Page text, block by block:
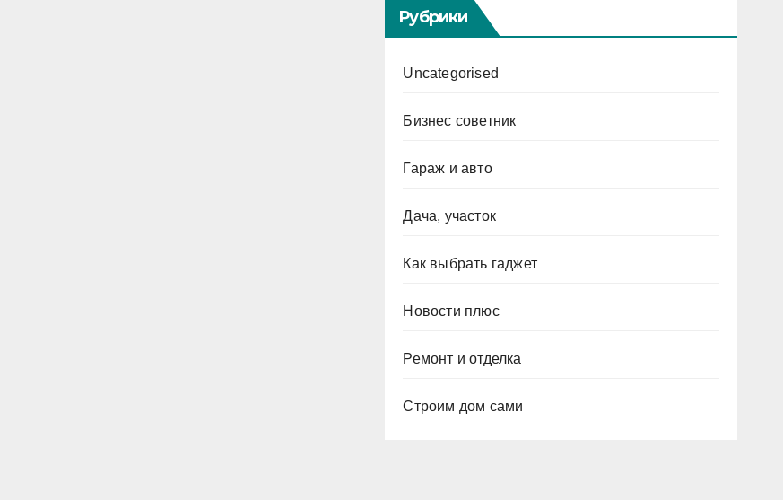
Рубрики
Uncategorised
Бизнес советник
Гараж и авто
Дача, участок
Как выбрать гаджет
Новости плюс
Ремонт и отделка
Строим дом сами